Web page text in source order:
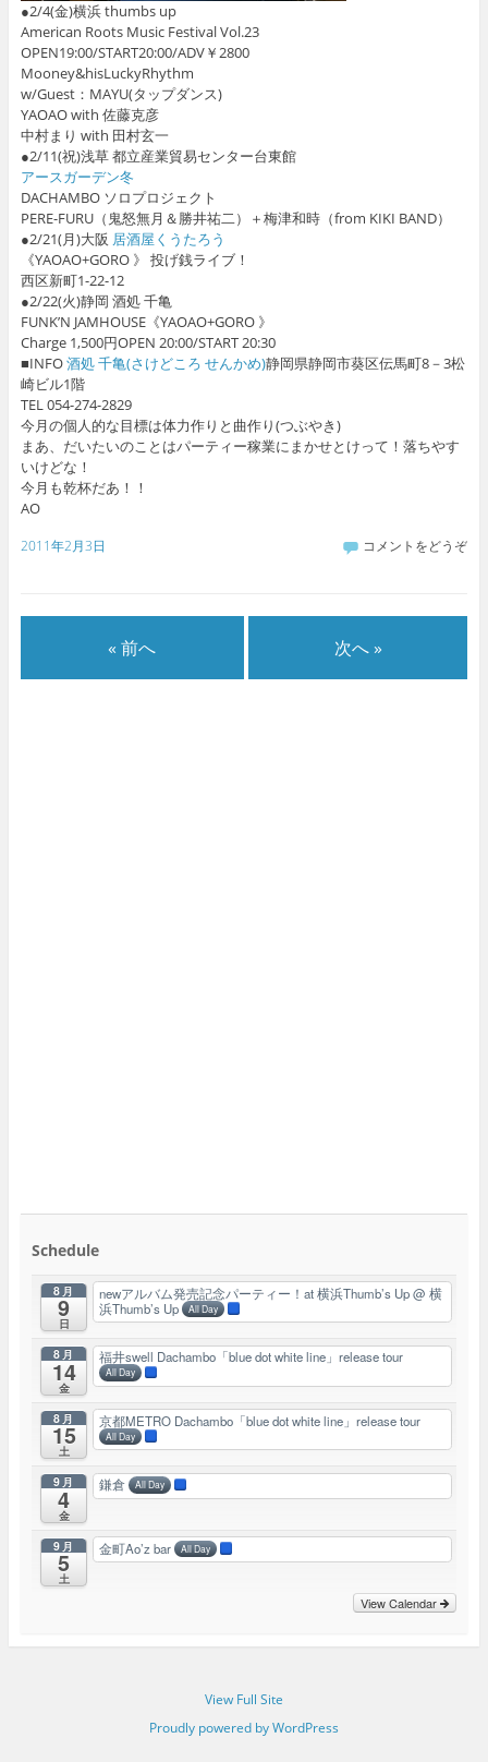
●2/4(金)横浜 thumbs up
American Roots Music Festival Vol.23
OPEN19:00/START20:00/ADV￥2800
Mooney&hisLuckyRhythm
w/Guest：MAYU(タップダンス)
YAOAO with 佐藤克彦
中村まり with 田村玄一
●2/11(祝)浅草 都立産業貿易センター台東館
アースガーデン冬
DACHAMBO ソロプロジェクト
PERE-FURU（鬼怒無月＆勝井祐二）＋梅津和時（from KIKI BAND）
●2/21(月)大阪 居酒屋くうたろう
《YAOAO+GORO 》 投げ銭ライブ！
西区新町1-22-12
●2/22(火)静岡 酒処 千亀
FUNK’N JAMHOUSE《YAOAO+GORO 》
Charge 1,500円OPEN 20:00/START 20:30
■INFO酒処 千亀(さけどころ せんかめ)静岡県静岡市葵区伝馬町8－3松
崎ビル1階
TEL 054-274-2829
今月の個人的な目標は体力作りと曲作り(つぶやき)
まあ、だいたいのことはパーティー稼業にまかせとけって！落ちやす
いけどな！
今月も乾杯だあ！！
AO
2011年2月3日 コメントをどうぞ
« 前へ 次へ »
Schedule
8月
9
日
newアルバム発売記念パーティー！at 横浜Thumb’s Up@ 横
浜Thumb’s Up
All Day
8月
14
金
福井swell Dachambo「blue dot white line」release tour
All Day
8月
15
土
京都METRO Dachambo「blue dot white line」release tour
All Day
9月
4
金
鎌倉 All Day
9月
5
土
金町Ao’z bar All Day
View Calendar
View Full Site
Proudly powered by WordPress